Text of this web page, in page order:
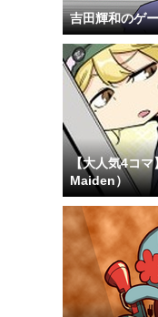
吉田輝和のゲ
【大人気4コ
Maiden）